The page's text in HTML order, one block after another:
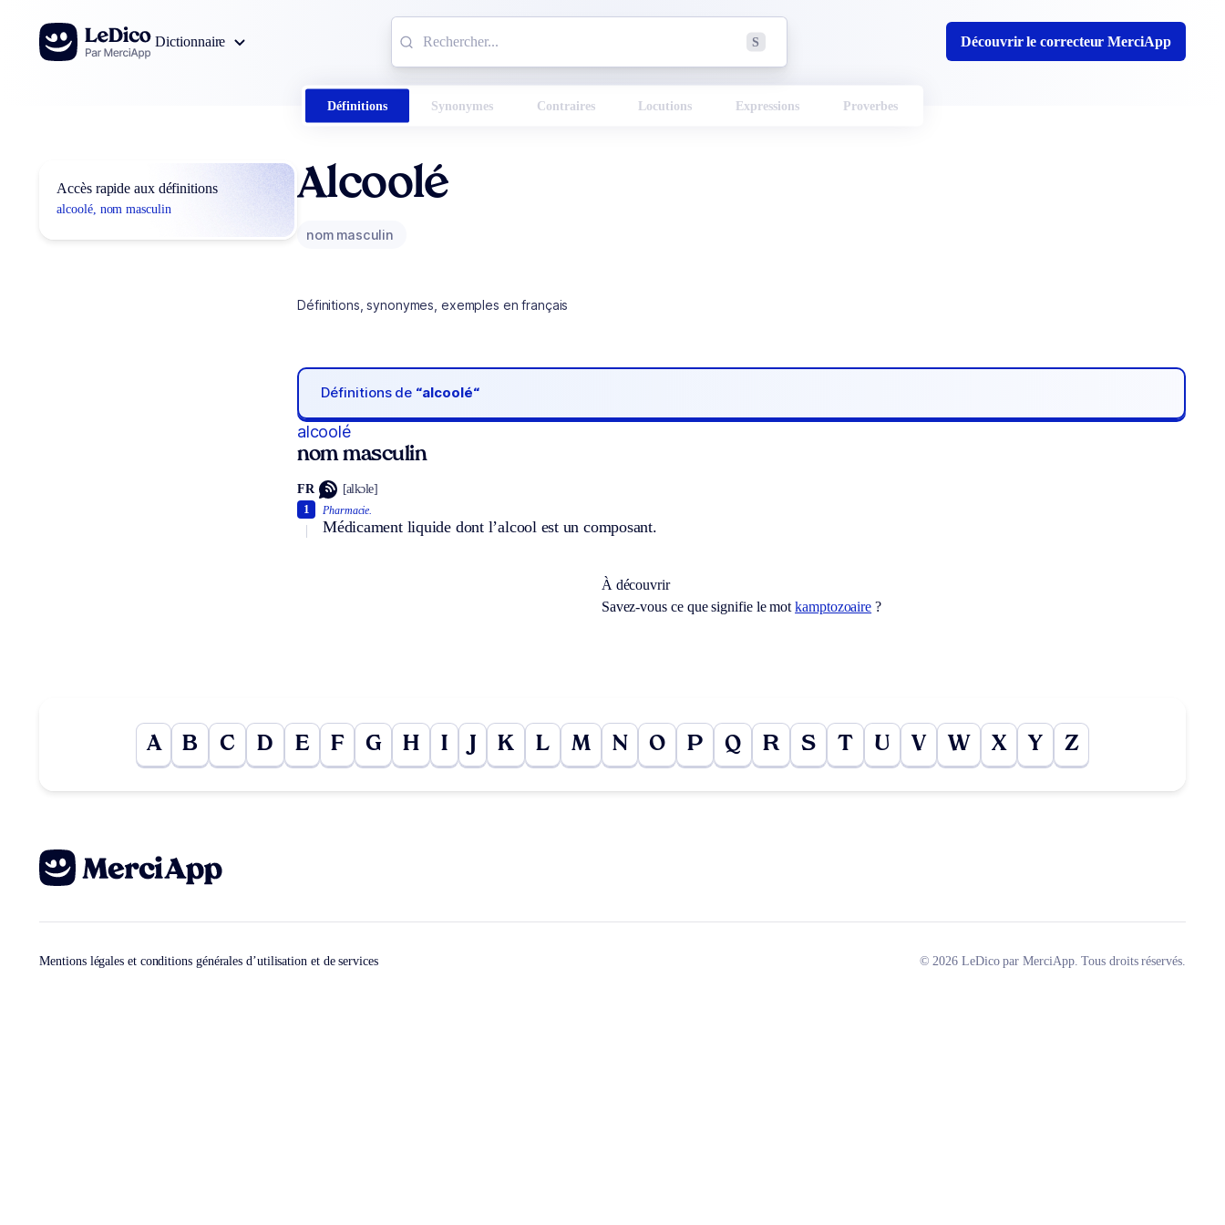
Aller au contenu
Dictionnaire
S Découvrir le correcteur MerciApp
Définitions Synonymes Contraires Locutions Expressions Proverbes
Accès rapide aux définitions
alcoolé, nom masculin
Alcoolé
nom masculin
Définitions, synonymes, exemples en français
Définitions de “alcoolé“
alcoolé
nom masculin
FR [alkɔle]
Pharmacie.
Médicament liquide dont l’alcool est un composant.
1
À découvrir
Savez-vous ce que signifie le motkamptozoaire ?
A B C D E F G H I K L M N O P Q R S T U V W X Y Z
Mentions légales et conditions générales d’utilisation et de services © 2026 LeDico par MerciApp. Tous droits réservés.